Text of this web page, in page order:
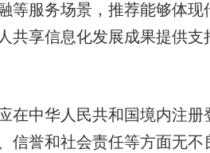
等服务场景，推荐能够体
共享信息化发展成果提供
中华人民共和国境内注册
信誉和社会责任等方面无